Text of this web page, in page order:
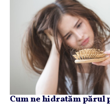
Cum ne hidratăm părul